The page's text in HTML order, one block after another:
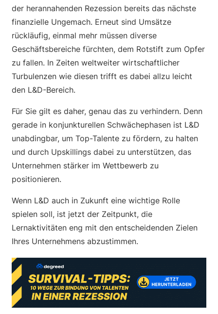
der herannahenden Rezession bereits das nächste
finanzielle Ungemach. Erneut sind Umsätze
rückläufig, einmal mehr müssen diverse
Geschäftsbereiche fürchten, dem Rotstift zum Opfer
zu fallen. In Zeiten weltweiter wirtschaftlicher
Turbulenzen wie diesen trifft es dabei allzu leicht
den L&D-Bereich.
Für Sie gilt es daher, genau das zu verhindern. Denn
gerade in konjunkturellen Schwächephasen ist L&D
unabdingbar, um Top-Talente zu fördern, zu halten
und durch Upskillings dabei zu unterstützen, das
Unternehmen stärker im Wettbewerb zu
positionieren.
Wenn L&D auch in Zukunft eine wichtige Rolle
spielen soll, ist jetzt der Zeitpunkt, die
Lernaktivitäten eng mit den entscheidenden Zielen
Ihres Unternehmens abzustimmen.